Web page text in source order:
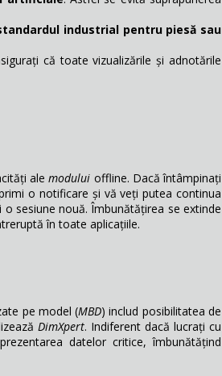
industrial pentru piesă sau
că toate vizualizările și adnotările
alemodului offline. Dacă întâmpinați
o notificare și vă veți putea continua
sesiune nouă. Îmbunătățirea se extinde
în toate aplicațiile.
pe model (MBD) includ posibilitatea de
DimXpert. Indiferent dacă lucrați cu
datelor critice, îmbunătățind